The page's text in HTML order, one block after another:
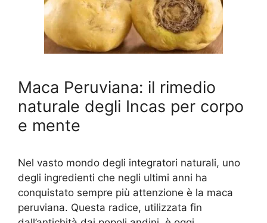
Maca Peruviana: il rimedio
naturale degli Incas per corpo
e mente
Nel vasto mondo degli integratori naturali, uno
degli ingredienti che negli ultimi anni ha
conquistato sempre più attenzione è la maca
peruviana. Questa radice, utilizzata fin